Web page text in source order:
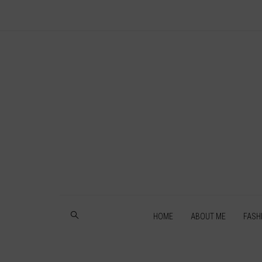
HOME ABOUT ME